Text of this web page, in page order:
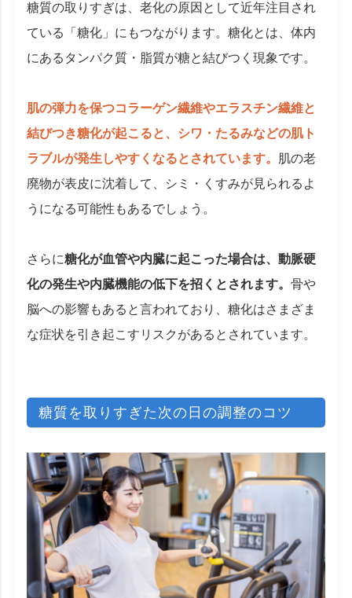
糖質の取りすぎは、老化の原因として近年注目され
ている「糖化」にもつながります。糖化とは、体内
にあるタンパク質・脂質が糖と結びつく現象です。
肌の弾力を保つコラーゲン繊維やエラスチン繊維と
結びつき糖化が起こると、シワ・たるみなどの肌ト
ラブルが発生しやすくなるとされています。
肌の老
廃物が表皮に沈着して、シミ・くすみが見られるよ
うになる可能性もあるでしょう。
さらに糖化が血管や内臓に起こった場合は、動脈硬
化の発生や内臓機能の低下を招くとされます。骨や
脳への影響もあると言われており、糖化はさまざま
な症状を引き起こすリスクがあるとされています。
糖質を取りすぎた次の日の調整のコツ